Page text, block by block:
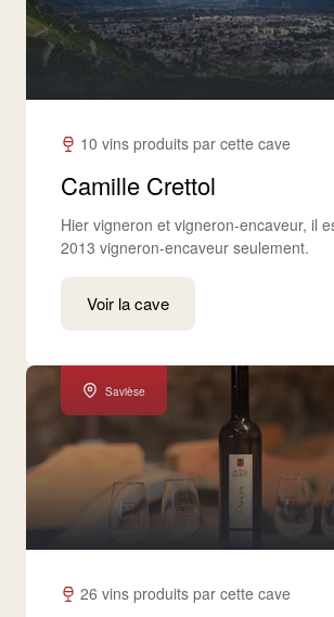
10 vins produits par cette cave
Camille Crettol
Hier vigneron et vigneron-encaveur, il
2013 vigneron-encaveur seulement.
Voir la cave
Savièse
26 vins produits par cette cave